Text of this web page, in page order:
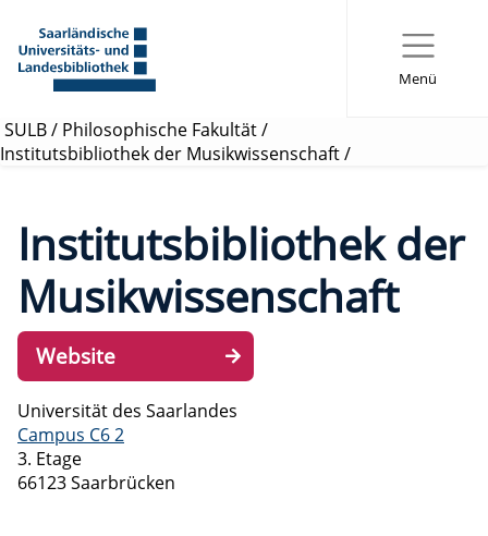
Menü
SULB/ Philosophische Fakultät/
Institutsbibliothek der Musikwissenschaft/
Institutsbibliothek der
Musikwissenschaft
Website
Universität des Saarlandes
Campus C6 2
3. Etage
66123 Saarbrücken